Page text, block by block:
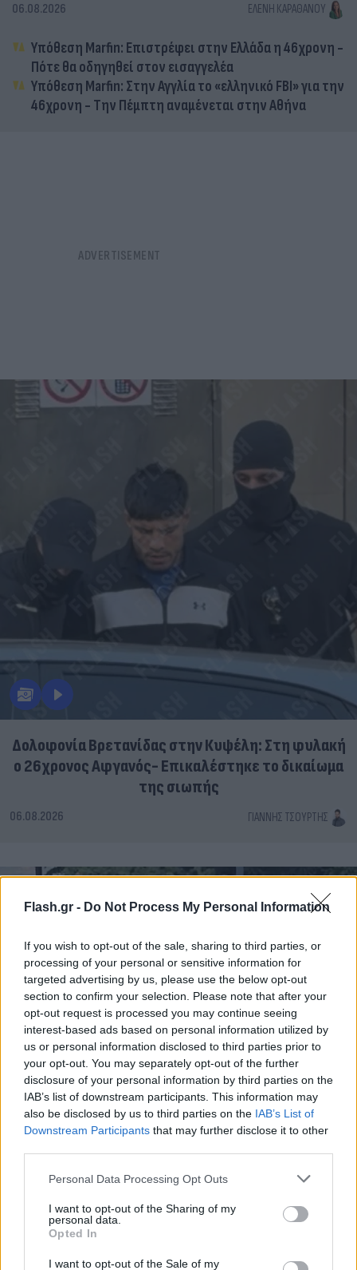
Flash.gr - Do Not Process My Personal Information
If you wish to opt-out of the sale, sharing to third parties, or
processing of your personal or sensitive information for
targeted advertising by us, please use the below opt-out
section to confirm your selection. Please note that after your
opt-out request is processed you may continue seeing
interest-based ads based on personal information utilized by
us or personal information disclosed to third parties prior to
your opt-out. You may separately opt-out of the further
disclosure of your personal information by third parties on the
IAB’s list of downstream participants. This information may
also be disclosed by us to third parties on the IAB’s List of
Downstream Participants that may further disclose it to other
Please note that this website/app uses one or more Google
not limited to your visit or usage behaviour. You may click to
grant or deny consent to Google and its third-party tags to
use your data for below specified purposes in below Google
consent section.
Personal Data Processing Opt Outs
I want to opt-out of the Sharing of my
personal data.
Opted In
I want to opt-out of the Sale of my
06.08.2026 ΕΛΈΝΗ ΚΑΡΑΘΆΝΟΥ
Υπόθεση Marfin: Επιστρέφει στην Ελλάδα η 46χρονη -
Πότε θα οδηγηθεί στον εισαγγελέα
Υπόθεση Marfin: Στην Αγγλία το «ελληνικό FBI» για την
46χρονη - Την Πέμπτη αναμένεται στην Αθήνα
Δολοφονία Βρετανίδας στην Κυψέλη: Στη φυλακή
ο 26χρονος Αφγανός- Επικαλέστηκε το δικαίωμα
της σιωπής
06.08.2026 ΓΙΆΝΝΗΣ ΤΣΟΎΡΤΗΣ
Μυστράς: Από παθολογικά αίτια ο θάνατος του
ηλικιωμένου που βρέθηκε σε καταψύκτη